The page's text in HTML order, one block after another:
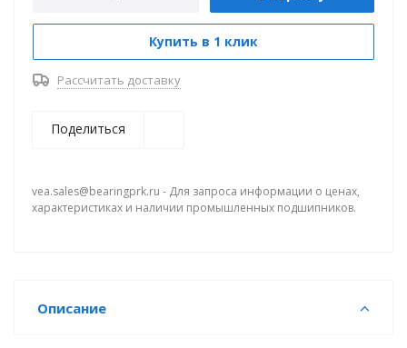
Купить в 1 клик
Рассчитать доставку
Поделиться
vea.sales@bearingprk.ru - Для запроса информации о ценах,
характеристиках и наличии промышленных подшипников.
Описание